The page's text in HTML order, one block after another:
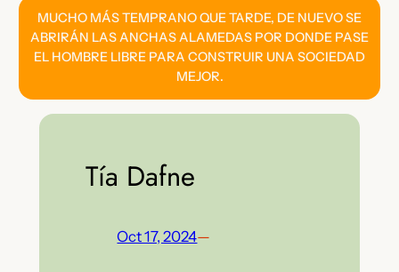
MUCHO MÁS TEMPRANO QUE TARDE, DE NUEVO SE
ABRIRÁN LAS ANCHAS ALAMEDAS POR DONDE PASE
EL HOMBRE LIBRE PARA CONSTRUIR UNA SOCIEDAD
MEJOR.
Tía Dafne
Oct 17, 2024—